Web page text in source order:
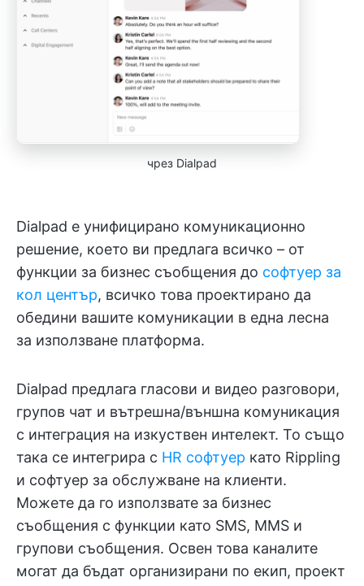
чрез Dialpad
Dialpad е унифицирано комуникационно
решение, което ви предлага всичко – от
функции за бизнес съобщения до софтуер за
кол център, всичко това проектирано да
обедини вашите комуникации в една лесна
за използване платформа.
Dialpad предлага гласови и видео разговори,
групов чат и вътрешна/външна комуникация
с интеграция на изкуствен интелект. То също
така се интегрира с HR софтуер като Rippling
и софтуер за обслужване на клиенти.
Можете да го използвате за бизнес
съобщения с функции като SMS, MMS и
групови съобщения. Освен това каналите
могат да бъдат организирани по екип, проект